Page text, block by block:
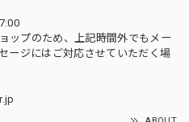
ップのため、上記時間外でもメー
ージにはご対応させていただく場